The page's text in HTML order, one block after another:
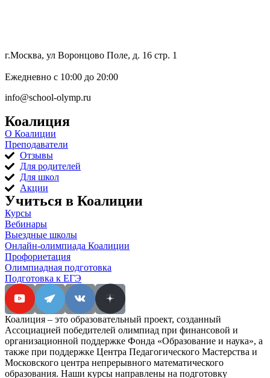
г.Москва, ул Воронцово Поле, д. 16 стр. 1
Ежедневно с 10:00 до 20:00
info@school-olymp.ru
Коалиция
О Коалиции
Преподаватели
Отзывы
Для родителей
Для школ
Акции
Учиться в Коалиции
Курсы
Вебинары
Выездные школы
Онлайн-олимпиада Коалиции
Профориетация
Олимпиадная подготовка
Подготовка к ЕГЭ
Коалиция – это образовательный проект, созданный
Ассоциацией победителей олимпиад при финансовой и
организационной поддержке Фонда «Образование и наука», а
также при поддержке Центра Педагогического Мастерства и
Московского центра непрерывного математического
образования. Наши курсы направлены на подготовку